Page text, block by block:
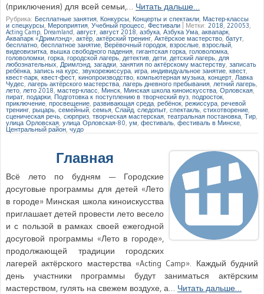
(приключения) для всей семьи,… Читать дальше…
Рубрика: Бесплатные занятия Конкурсы Концерты и спектакли Мастер-классы
и спецкурсы Мероприятия Учебный процесс ,Фестивали Метки: 2018 220053
Acting Camp Dreamland август август 2018 азбука Азбука Ума аквапарк
Аквапарк «Дримлэнд», актёр актёрский тренинг, Актёрское мастерство, батут
бесплатно ,бесплатное занятие Верёвочный городок ,взрослые взрослый
видеовизитка вышка свободного падения гигантская горка головоломка
головоломки ,горка городской лагерь детектив дети детский лагерь для
любознательных Дримлэнд загадки ,занятия по актёрскому мастерству записать
ребёнка запись на курс звукорежиссура игра индивидуальное занятие, квест
квест-парк квест-фест кинопроизводство компьютерная музыка концерт Лавка
Чудес лагерь актёрского мастерства, лагерь дневного пребывания летний лагерь
лето лето 2018 мастер-класс Минск Минская школа киноискусства Орловская
пират подарки ,Подготовка к поступлению в творческий вуз подросток
приключение просвещение развивающая среда ребёнок,режиссура речевой
тренинг рыцарь семейный, семья Слайд следопыт спектакль стихотворение
сценическая речь сюрприз, творческая мастерская ,театральная постановка Тир
улица Орловская, улица Орловская-80 ум фестиваль фестиваль в Минске,
Центральный район чудо
Главная
Всё лето по будням — Городские
досуговые программы для детей «Лето
в городе» Минская школа киноискусства
приглашает детей провести лето весело
и с пользой в рамках своей ежегодной
досуговой программы «Лето в городе»,
продолжающей традиции городских
лагерей актёрского мастерства «Acting Camp». Каждый будний
день участники программы будут заниматься актёрским
мастерством, гулять на свежем воздухе, а… Читать дальше…